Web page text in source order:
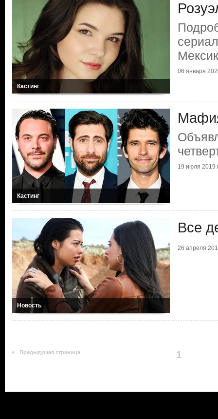
Кастинг
06 января
Кастинг
19 июля 2019
Новость
Все
26 апреля
Предыдущая страница 1